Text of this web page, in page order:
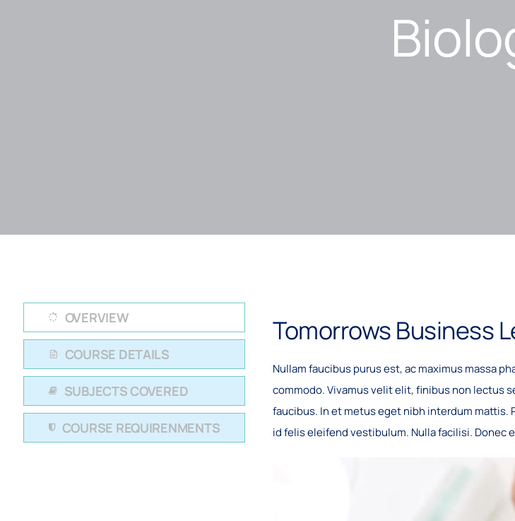
OVERVIEW
COURSE DETAILS
SUBJECTS COVERED
COURSE REQUIRENMENTS
Tomorrows Business
Nullam faucibus purus est, ac maximus massa
commodo. Vivamus velit elit, finibus non lectus
faucibus. In et metus eget nibh interdum mattis.
id felis eleifend vestibulum. Nulla facilisi. Donec